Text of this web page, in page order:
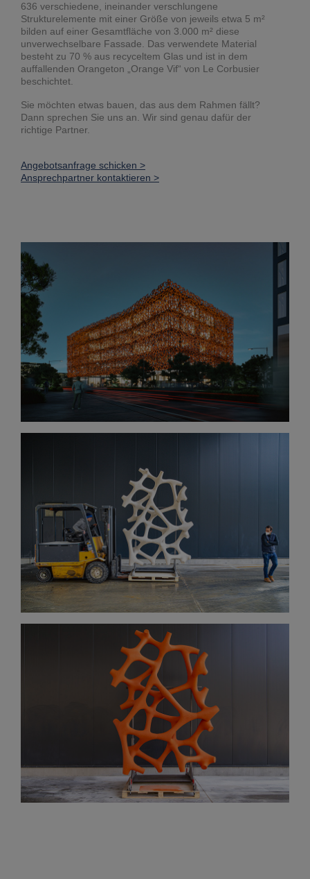
636 verschiedene, ineinander verschlungene
Strukturelemente mit einer Größe von jeweils etwa 5 m²
bilden auf einer Gesamtfläche von 3.000 m² diese
unverwechselbare Fassade. Das verwendete Material
besteht zu 70 % aus recyceltem Glas und ist in dem
auffallenden Orangeton „Orange Vif“ von Le Corbusier
beschichtet.
Sie möchten etwas bauen, das aus dem Rahmen fällt?
Dann sprechen Sie uns an. Wir sind genau dafür der
richtige Partner.
Angebotsanfrage schicken >
Ansprechpartner kontaktieren >